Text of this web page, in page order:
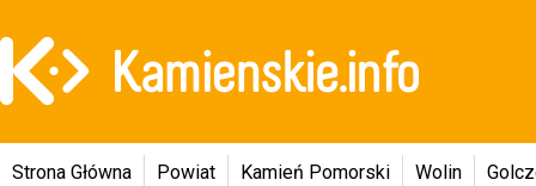
Strona Główna Powiat Kamień Pomorski Wolin